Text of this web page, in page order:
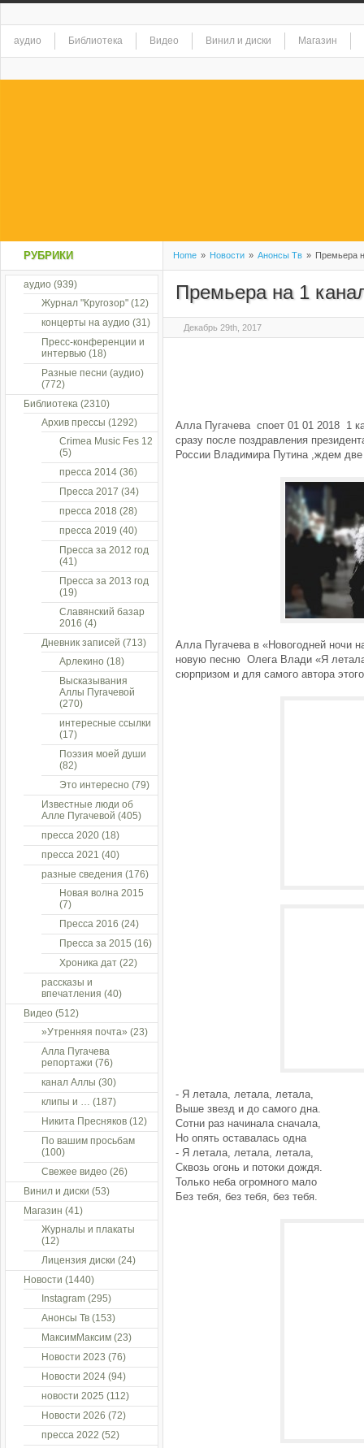
аудио Библиотека Видео Винил и диски Магазин
Home » Новости » Анонсы Тв » Премьера
Премьера на 1
Декабрь 29th, 2017
Алла Пугачева споет 01 01 2018 1
сразу после поздравления
России Владимира Путина ,ждем две
Алла Пугачева в «Новогодней ночи
новую песню Олега Влади «Я
сюрпризом и для самого автора
- Я летала, летала, летала,
Выше звезд и до самого дна.
Сотни раз начинала сначала,
Но опять оставалась одна
- Я летала, летала, летала,
Сквозь огонь и потоки дождя.
Только неба огромного мало
Без тебя, без тебя, без тебя.
РУБРИКИ
аудио (939)
Журнал "Кругозор" (12)
концерты на аудио (31)
Пресс-конференции и
интервью (18)
Разные песни (аудио)
(772)
Библиотека (2310)
Архив прессы (1292)
Crimea Music Fes 12
(5)
пресса 2014 (36)
Пресса 2017 (34)
пресса 2018 (28)
пресса 2019 (40)
Пресса за 2012 год
(41)
Пресса за 2013 год
(19)
Славянский базар
2016 (4)
Дневник записей (713)
Арлекино (18)
Высказывания
Аллы Пугачевой
(270)
интересные ссылки
(17)
Поэзия моей души
(82)
Это интересно (79)
Известные люди об
Алле Пугачевой (405)
пресса 2020 (18)
пресса 2021 (40)
разные сведения (176)
Новая волна 2015
(7)
Пресса 2016 (24)
Пресса за 2015 (16)
Хроника дат (22)
рассказы и
впечатления (40)
Видео (512)
»Утренняя почта» (23)
Алла Пугачева
репортажи (76)
канал Аллы (30)
клипы и … (187)
Никита Пресняков (12)
По вашим просьбам
(100)
Свежее видео (26)
Винил и диски (53)
Магазин (41)
Журналы и плакаты
(12)
Лицензия диски (24)
Новости (1440)
Instagram (295)
Анонсы Тв (153)
МаксимМаксим (23)
Новости 2023 (76)
Новости 2024 (94)
новости 2025 (112)
Новости 2026 (72)
пресса 2022 (52)